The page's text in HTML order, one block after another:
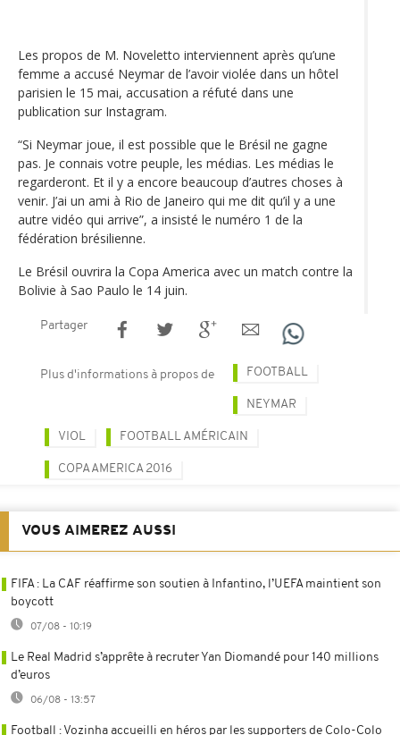
Les propos de M. Noveletto interviennent après qu’une
femme a accusé Neymar de l’avoir violée dans un hôtel
parisien le 15 mai, accusation a réfuté dans une
publication sur Instagram.
“Si Neymar joue, il est possible que le Brésil ne gagne
pas. Je connais votre peuple, les médias. Les médias le
regarderont. Et il y a encore beaucoup d’autres choses à
venir. J’ai un ami à Rio de Janeiro qui me dit qu’il y a une
autre vidéo qui arrive”, a insisté le numéro 1 de la
fédération brésilienne.
Le Brésil ouvrira la Copa America avec un match contre la
Bolivie à Sao Paulo le 14 juin.
Partager
Plus d'informations à propos de FOOTBALL
NEYMAR
VIOL FOOTBALL AMÉRICAIN
COPA AMERICA 2016
VOUS AIMEREZ AUSSI
FIFA : La CAF réaffirme son soutien à Infantino, l’UEFA maintient son
boycott
07/08 - 10:19
Le Real Madrid s’apprête à recruter Yan Diomandé pour 140 millions
d’euros
06/08 - 13:57
Football : Vozinha accueilli en héros par les supporters de Colo-Colo